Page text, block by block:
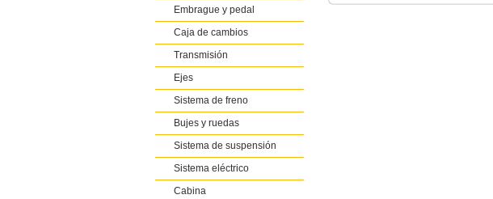
Embrague y pedal
Caja de cambios
Transmisión
Ejes
Sistema de freno
Bujes y ruedas
Sistema de suspensión
Sistema eléctrico
Cabina